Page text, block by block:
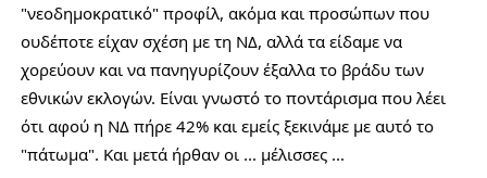
"νεοδημοκρατικό" προφίλ, ακόμα και προσώπων που
ουδέποτε είχαν σχέση με τη ΝΔ, αλλά τα είδαμε να
χορεύουν και να πανηγυρίζουν έξαλλα το βράδυ των
εθνικών εκλογών. Είναι γνωστό το ποντάρισμα που λέει
ότι αφού η ΝΔ πήρε 42% και εμείς ξεκινάμε με αυτό το
"πάτωμα". Και μετά ήρθαν οι ... μέλισσες ...